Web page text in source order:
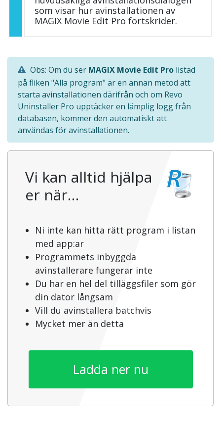
som visar hur avinstallationen av
MAGIX Movie Edit Pro fortskrider.
Obs: Om du ser MAGIX Movie Edit Pro listad
på fliken "Alla program" är en annan metod att
starta avinstallationen därifrån och om Revo
Uninstaller Pro upptäcker en lämplig logg från
databasen, kommer den automatiskt att
användas för avinstallationen.
Vi kan alltid hjälpa
er när…
Ni inte kan hitta rätt program i listan
med app:ar
Programmets inbyggda
avinstallerare fungerar inte
Du har en hel del tilläggsfiler som gör
din dator långsam
Vill du avinstallera batchvis
Mycket mer än detta
Ladda ner nu